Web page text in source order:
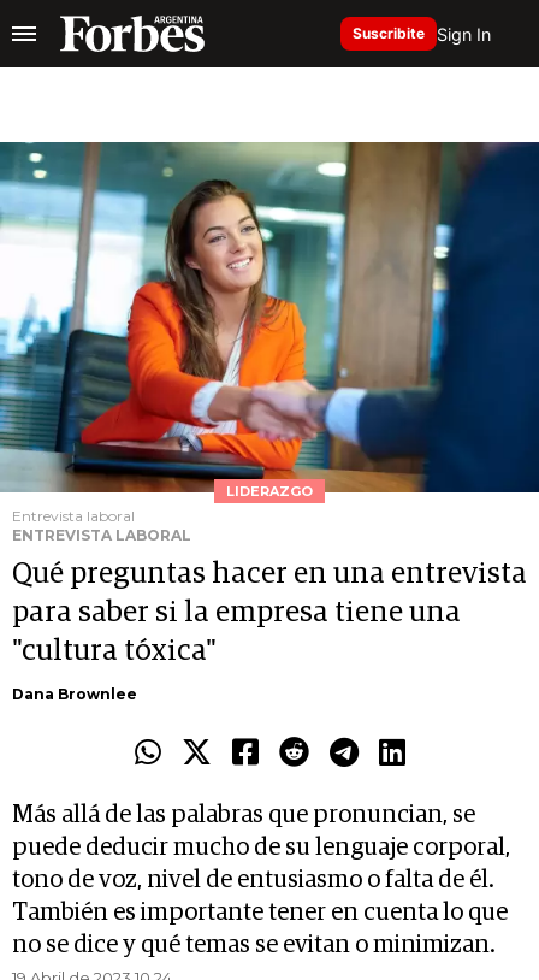
Suscribite Sign In
LIDERAZGO
Entrevista laboral
ENTREVISTA LABORAL
Qué preguntas hacer en una entrevista
para saber si la empresa tiene una
"cultura tóxica"
Dana Brownlee
Más allá de las palabras que pronuncian, se
puede deducir mucho de su lenguaje corporal,
tono de voz, nivel de entusiasmo o falta de él.
También es importante tener en cuenta lo que
no se dice y qué temas se evitan o minimizan.